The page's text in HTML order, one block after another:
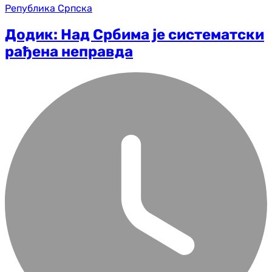
Република Српска
Додик: Над Србима је систематски
рађена неправда